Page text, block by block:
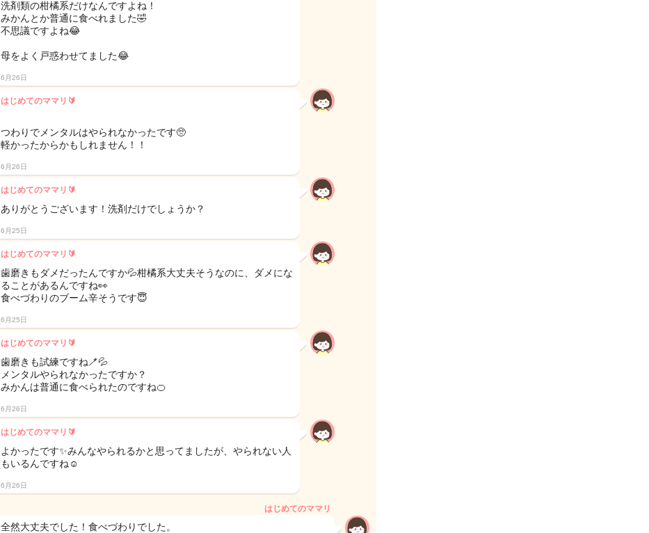
洗剤類の柑橘系だけなんですよね！
みかんとか普通に食べれました🤣
不思議ですよね😂
母をよく戸惑わせてました😂
6月26日
はじめてのママリ🔰
つわりでメンタルはやられなかったです🥺
軽かったからかもしれません！！
6月26日
はじめてのママリ🔰
ありがとうございます！洗剤だけでしょうか？
6月25日
はじめてのママリ🔰
歯磨きもダメだったんですか💦柑橘系大丈夫そうなのに、ダメにな
ることがあるんですね👀
食べづわりのブーム辛そうです😇
6月25日
はじめてのママリ🔰
歯磨きも試練ですね🪥💦
メンタルやられなかったですか？
みかんは普通に食べられたのですね🍊
6月26日
はじめてのママリ🔰
よかったです✨みんなやられるかと思ってましたが、やられない人
もいるんですね☺️
6月26日
はじめてのママリ
全然大丈夫でした！食べづわりでした。